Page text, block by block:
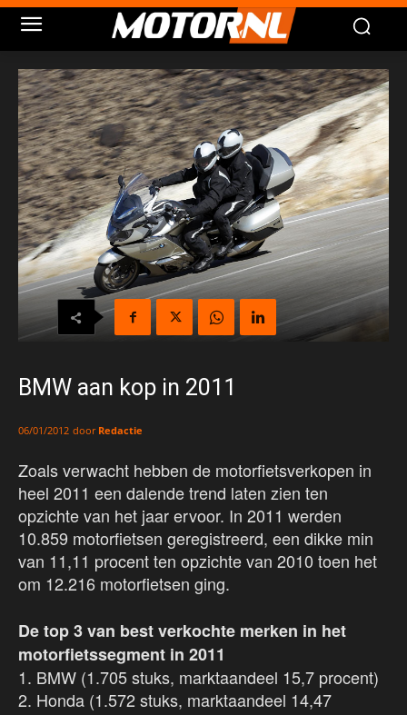
BMW aan kop in 2011
06/01/2012 door Redactie
Zoals verwacht hebben de motorfietsverkopen in
heel 2011 een dalende trend laten zien ten
opzichte van het jaar ervoor. In 2011 werden
10.859 motorfietsen geregistreerd, een dikke min
van 11,11 procent ten opzichte van 2010 toen het
om 12.216 motorfietsen ging.
De top 3 van best verkochte merken in het
motorfietssegment in 2011
1. BMW (1.705 stuks, marktaandeel 15,7 procent)
2. Honda (1.572 stuks, marktaandeel 14,47